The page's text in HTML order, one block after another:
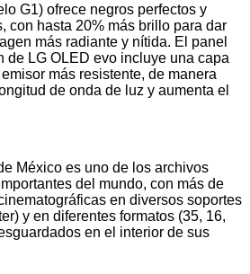
G1) ofrece negros perfectos y
con hasta 20% más brillo para dar
más radiante y nítida. El panel
de LG OLED evo incluye una capa
más resistente, de manera
de onda de luz y aumenta el
México es uno de los archivos
del mundo, con más de
en diversos soportes
y en diferentes formatos (35, 16,
en el interior de sus